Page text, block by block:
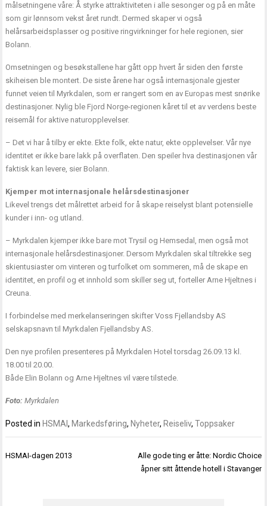
målsetningene våre: Å styrke attraktiviteten i alle sesonger og på en måte
som gir lønnsom vekst året rundt. Dermed skaper vi også
helårsarbeidsplasser og positive ringvirkninger for hele regionen, sier
Bolann.
Omsetningen og besøkstallene har gått opp hvert år siden den første
skiheisen ble montert. De siste årene har også internasjonale gjester
funnet veien til Myrkdalen, som er rangert som en av Europas mest snørike
destinasjoner. Nylig ble Fjord Norge-regionen kåret til et av verdens beste
reisemål for aktive naturopplevelser.
– Det vi har å tilby er ekte. Ekte folk, ekte natur, ekte opplevelser. Vår nye
identitet er ikke bare lakk på overflaten. Den speiler hva destinasjonen vår
faktisk kan levere, sier Bolann.
Kjemper mot internasjonale helårsdestinasjoner
Likevel trengs det målrettet arbeid for å skape reiselyst blant potensielle
kunder i inn- og utland.
– Myrkdalen kjemper ikke bare mot Trysil og Hemsedal, men også mot
internasjonale helårsdestinasjoner. Dersom Myrkdalen skal tiltrekke seg
skientusiaster om vinteren og turfolket om sommeren, må de skape en
identitet, en profil og et innhold som skiller seg ut, forteller Arne Hjeltnes i
Creuna.
I forbindelse med merkelanseringen skifter Voss Fjellandsby AS
selskapsnavn til Myrkdalen Fjellandsby AS.
Den nye profilen presenteres på Myrkdalen Hotel torsdag 26.09.13 kl.
18.00 til 20.00.
Både Elin Bolann og Arne Hjeltnes vil være tilstede.
Foto: Myrkdalen
Posted in HSMAI, Markedsføring, Nyheter, Reiseliv,Toppsaker
Innleggsnavigasjon
HSMAI-dagen 2013
Alle gode ting er åtte: Nordic Choice
åpner sitt åttende hotell i Stavanger